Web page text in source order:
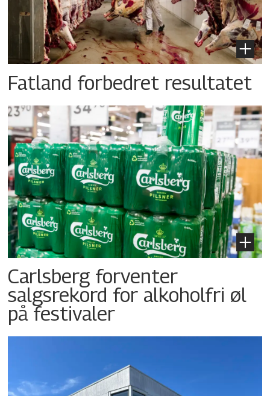
Fatland forbedret resultatet
Carlsberg forventer
salgsrekord for alkoholfri øl
på festivaler